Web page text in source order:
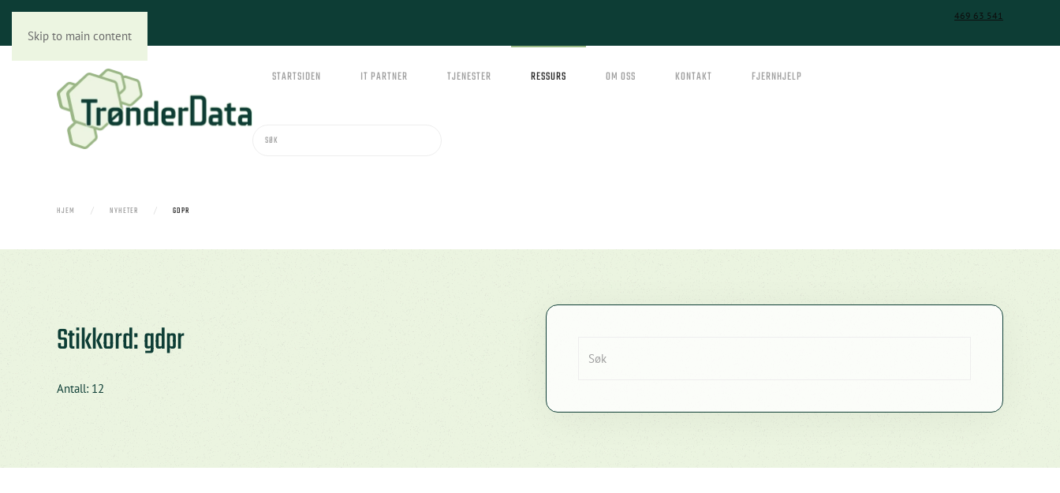
Skip to main content
469 63 541
STARTSIDEN IT PARTNER TJENESTER RESSURS OM OSS KONTAKT FJERNHJELP
HJEM NYHETER GDPR
Stikkord: gdpr
Antall: 12